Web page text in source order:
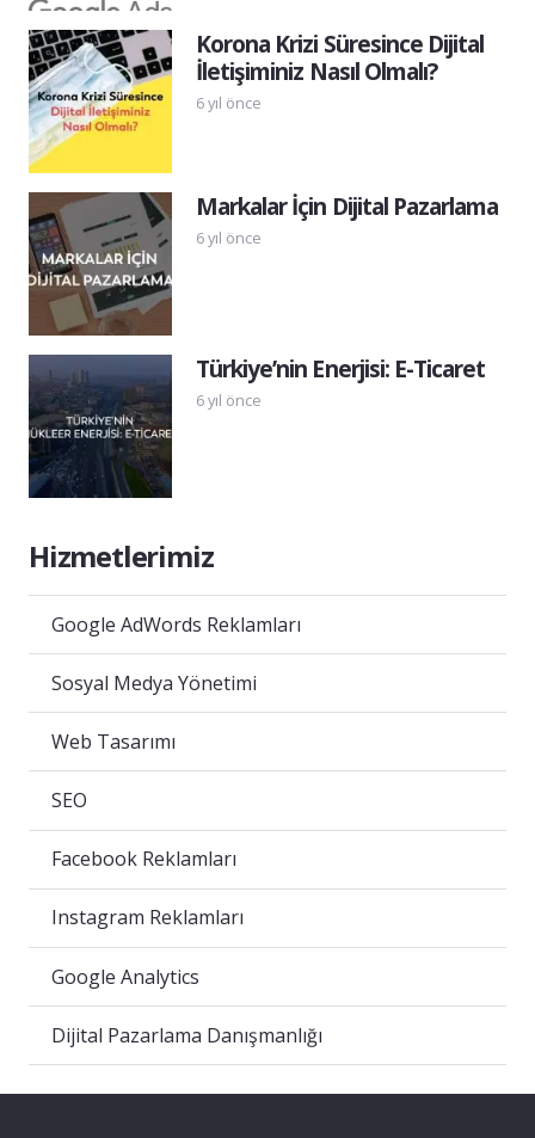
Korona Krizi Süresince Dijital
İletişiminiz Nasıl Olmalı?
6 yıl önce
Markalar İçin Dijital Pazarlama
6 yıl önce
Türkiye’nin Enerjisi: E-Ticaret
6 yıl önce
Hizmetlerimiz
Google AdWords Reklamları
Sosyal Medya Yönetimi
Web Tasarımı
SEO
Facebook Reklamları
Instagram Reklamları
Google Analytics
Dijital Pazarlama Danışmanlığı